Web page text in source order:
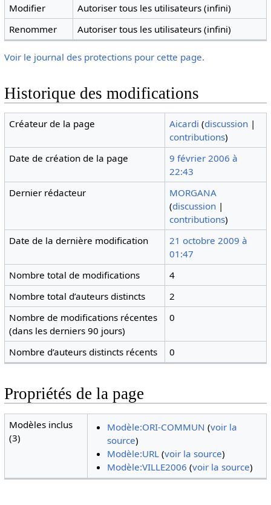
Modifier
Autoriser tous les utilisateurs (infini)
Renommer
Autoriser tous les utilisateurs (infini)
Voir le journal des protections pour cette page.
Historique des modifications
Créateur de la page Aicardi (discussion |
contributions)
Date de création de la page
9 février 2006 à
22:43
Dernier rédacteur
MORGANA
(discussion |
contributions)
Date de la dernière modification
21 octobre 2009 à
01:47
Nombre total de modifications
4
Nombre total d’auteurs distincts
2
Nombre de modifications récentes
(dans les derniers 90 jours)
0
Nombre d’auteurs distincts récents 0
Propriétés de la page
Modèles inclus
(3)
Modèle:ORI-COMMUN (voir la
source)
Modèle:URL(voir la source)
Modèle:VILLE2006 (voir la source)